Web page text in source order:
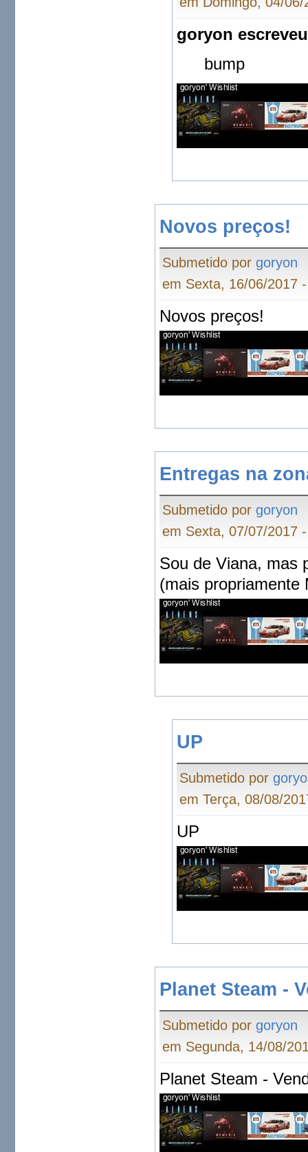
goryon
bump
Novos preços!
Submetido porgoryon
em Sexta, 16/06/2017
Novos preços!
Entregas na
Submetido porgoryon
em Sexta, 07/07/2017
Sou de Viana, mas
(mais propriamente
UP
Submetido por
em Terça, 08/08/
UP
Planet Steam -
Submetido porgoryon
em Segunda, 14/08/
Planet Steam -